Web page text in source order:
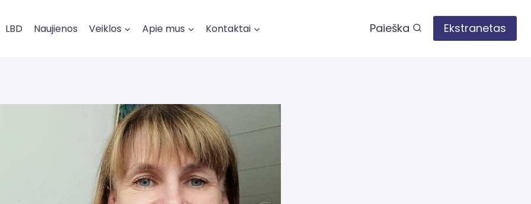
LBD Naujienos Veiklos Apie mus Kontaktai Paieška Ekstranetas